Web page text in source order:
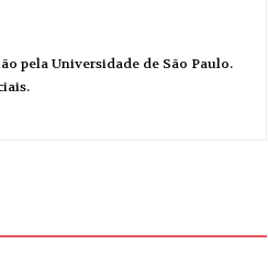
pela Universidade de São Paulo.